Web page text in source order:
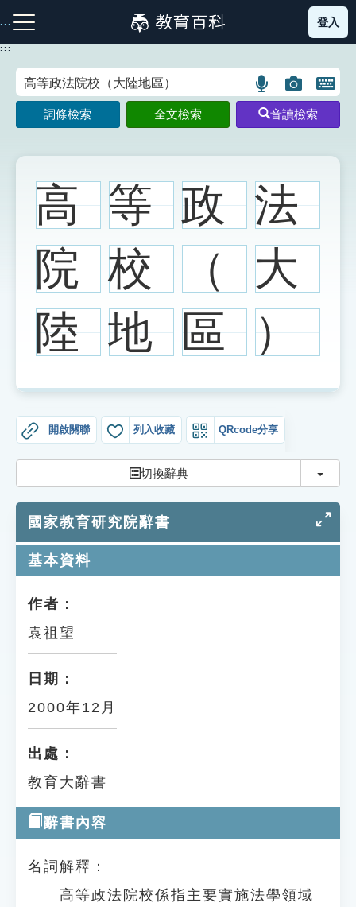
到
主
:::
注音索引圖示 筆畫索引圖示 部首索引表圖示
網站導覽
生字詞彙表
成語故事
單字索引
生命大百科索引
遊戲專區
教學應用
登入
:::
語
言
搜
示
圖
片
搜
示
開
鍵
圖
詞條檢索 全文檢索 音讀檢索
高 等 政 法
院 校 （ 大
陸 地 區 ）
開啟關聯 列入收藏 QRcode分享
切換辭典 切換
國家教育研究院辭書
基本資料
作者：
袁祖望
日期：
2000年12月
出處：
教育大辭書
辭書內容
名詞解釋：
高等政法院校係指主要實施法學領域